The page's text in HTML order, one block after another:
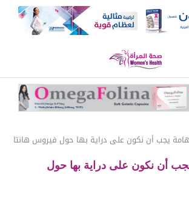
يجب أن نكون على دراية بها حول فيروس هانتا
أن نكون على دراية بها حول